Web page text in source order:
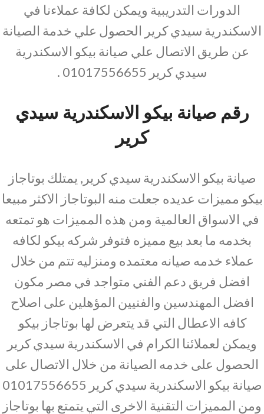
الدورات التدريبية ويمكن لكافة عملاءنا في
الاسكندرية سيدي كرير الحصول علي خدمة الصيانة
عن طريق الاتصال علي صيانة بيكو الاسكندرية
سيدي كرير 01017556655 .
رقم صيانة بيكو الاسكندرية سيدي
كرير
صيانة بيكو الاسكندرية سيدي كرير, يمتلك بوتاجاز
بيكو مميزات عديده جعلت منه البوتاجاز الاكثر مبيعا
في الاسواق العالمية ومن هذه المميزات هو تمتعه
بخدمه ما بعد بيع مميزه فتوفر شركه بيكو لكافه
عملاء خدمه صيانه معتمده ومنزليه تتم من خلال
افضل فريق دعم الفني متواجد في مصر مكون
افضل المهندسين والفنيين المؤهلين على اصلاح
كافه الاعطال التي قد يتعرض لها بوتاجاز بيكو
ويمكن لعملائنا الكرام في الاسكندرية سيدي كرير
الحصول على خدمه الصيانة من خلال الاتصال على
صيانة بيكو الاسكندرية سيدي كرير 01017556655
ومن المميزات التقنية الاخرى التي يتمتع بها بوتاجاز